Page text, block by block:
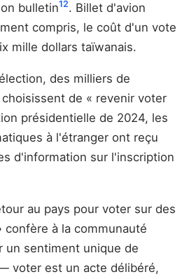
bulletin12. Billet d'avion
compris, le coût d'un vote
mille dollars taïwanais.
des milliers de
de « revenir voter
présidentielle de 2024, les
à l'étranger ont reçu
d'information sur l'inscription
au pays pour voter sur des
à la communauté
un sentiment unique de
voter est un acte délibéré,